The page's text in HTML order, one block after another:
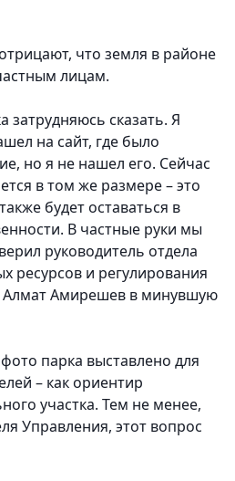
что земля в районе
лицам.
затрудняюсь сказать. Я
на сайт, где было
но я не нашел его. Сейчас
в том же размере – это
будет оставаться в
В частные руки мы
руководитель отдела
ресурсов и регулирования
Алмат Амирешев в минувшую
парка выставлено для
– как ориентир
участка. Тем не менее,
Управления, этот вопрос